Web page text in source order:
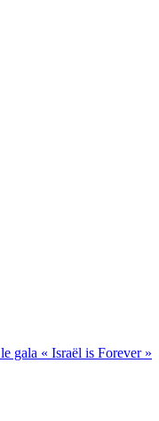
gala « Israël is Forever »